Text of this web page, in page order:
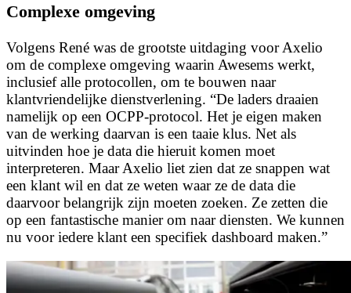
Complexe omgeving
Volgens René was de grootste uitdaging voor Axelio
om de complexe omgeving waarin Awesems werkt,
inclusief alle protocollen, om te bouwen naar
klantvriendelijke dienstverlening. “De laders draaien
namelijk op een OCPP-protocol. Het je eigen maken
van de werking daarvan is een taaie klus. Net als
uitvinden hoe je data die hieruit komen moet
interpreteren. Maar Axelio liet zien dat ze snappen wat
een klant wil en dat ze weten waar ze de data die
daarvoor belangrijk zijn moeten zoeken. Ze zetten die
op een fantastische manier om naar diensten. We kunnen
nu voor iedere klant een specifiek dashboard maken.”